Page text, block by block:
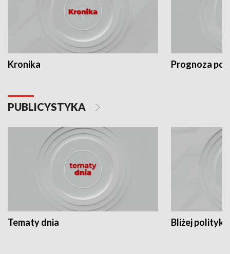
Kronika Prognoza
PUBLICYSTYKA
Tematy dnia Bliżej polityki